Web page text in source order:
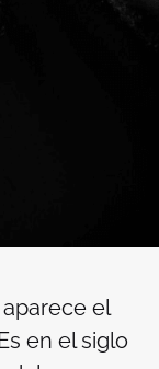
el
en el siglo